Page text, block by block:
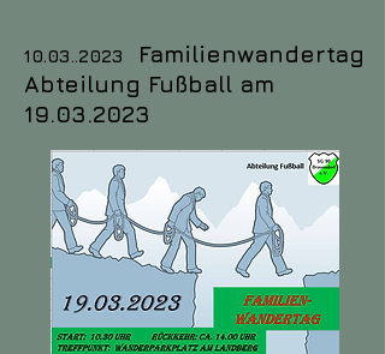
10.03..2023
Familienwandertag
Abteilung Fußball am
19.03.2023